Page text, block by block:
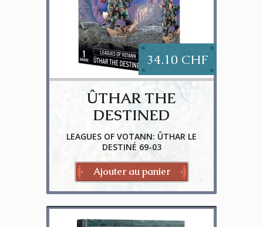
34.10 CHF
ÛTHAR THE
DESTINED
LEAGUES OF VOTANN: ÛTHAR LE
DESTINÉ 69-03
Ajouter au panier